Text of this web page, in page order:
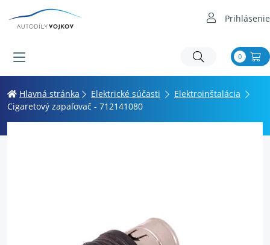
Prihlásenie
0
Hlavná stránka Elektrické súčasti
Elektroinštalácia
Cigaretový zapaľovač - 712141080